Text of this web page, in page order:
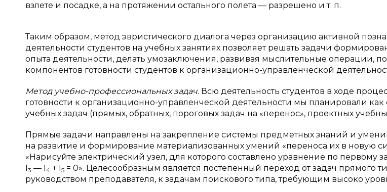
взлете и посадке, а на протяжении остального полета — разрешено и т. п.
Таким образом, метод эвристического диалога через организацию активной
деятельности студентов на учебных занятиях позволяет решать задачи
опыта деятельности, делать умозаключения, развивая мыслительные операции,
компонентов готовности студентов к организационно-управленческой
Метод учебно-профессиональных задач. Всю деятельность студентов в ходе
готовности к организационно-управленческой деятельности мы планировали
учебных задач (прямых, обратных, пороговых задач на «перенос», проектных
Прямые задачи направлены на закрепление системы предметных знаний и
на развитие и формирование материализованных умений «переноса их в новую
«Нарисуйте электрический узел, для которого составлено уравнение по первому
I3 — I4 + I5 = 0». Целесообразным является постепенный переход от задач прямого
руководством преподавателя, к задачам поискового типа, требующим высоко